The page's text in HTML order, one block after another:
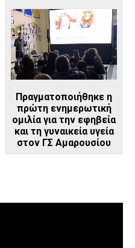
Πραγματοποιήθηκε η
πρώτη ενημερωτική
ομιλία για την εφηβεία
και τη γυναικεία υγεία
στον ΓΣ Αμαρουσίου